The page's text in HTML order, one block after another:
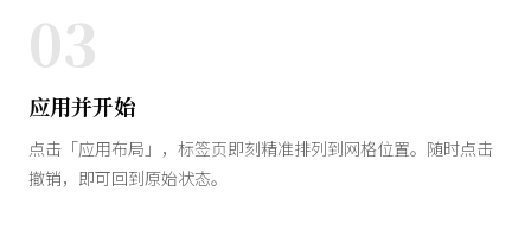
03
应用并开始
点击「应用布局」，标签页即刻精准排列到网格位置。随时点击
撤销，即可回到原始状态。